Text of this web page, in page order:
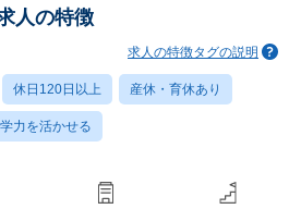
人の特徴
求人の特徴タグの説明
休日120日以上 産休・育休あり
力を活かせる